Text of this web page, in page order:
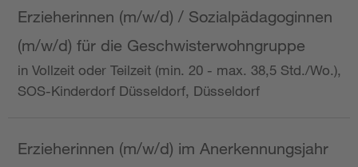
Erzieherinnen (m/w/d) / Sozialpädagoginnen
(m/w/d) für die Geschwisterwohngruppe
in Vollzeit oder Teilzeit (min. 20 - max. 38,5 Std./Wo.),
SOS-Kinderdorf Düsseldorf, Düsseldorf
Erzieherinnen (m/w/d) im Anerkennungsjahr